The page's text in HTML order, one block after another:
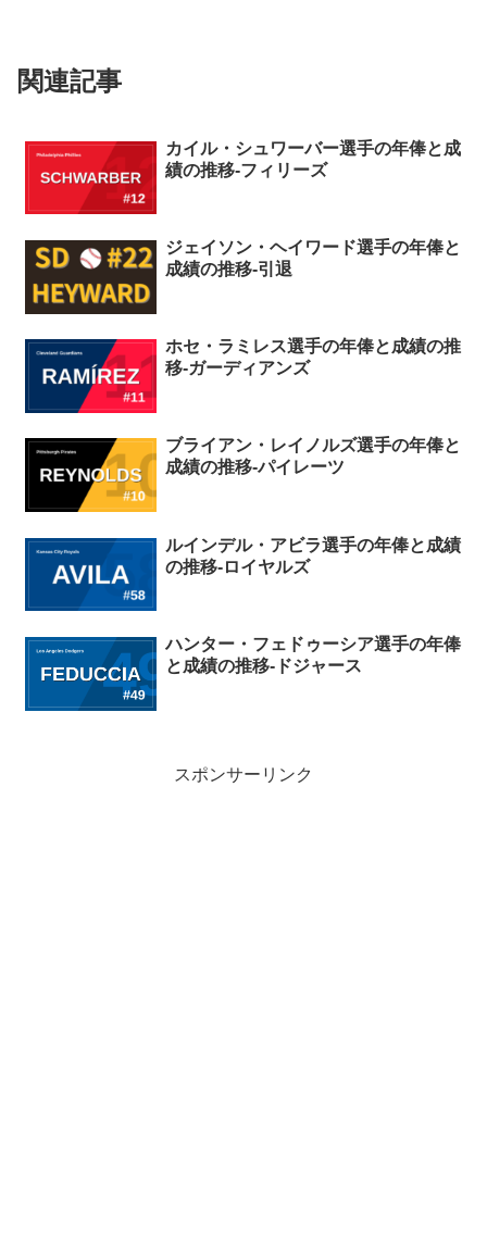
関連記事
カイル・シュワーバー選手の年俸と成
績の推移-フィリーズ
ジェイソン・ヘイワード選手の年俸と
成績の推移-引退
ホセ・ラミレス選手の年俸と成績の推
移-ガーディアンズ
ブライアン・レイノルズ選手の年俸と
成績の推移-パイレーツ
ルインデル・アビラ選手の年俸と成績
の推移-ロイヤルズ
ハンター・フェドゥーシア選手の年俸
と成績の推移-ドジャース
スポンサーリンク